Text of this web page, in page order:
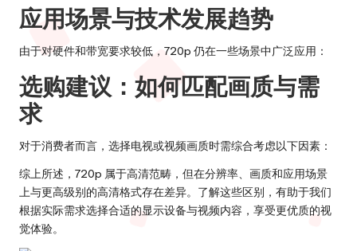
应用场景与技术发展趋势
由于对硬件和带宽要求较低，720p 仍在一些场景中广泛应用：
选购建议：如何匹配画质与需
求
对于消费者而言，选择电视或视频画质时需综合考虑以下因素：
综上所述，720p 属于高清范畴，但在分辨率、画质和应用场景
上与更高级别的高清格式存在差异。了解这些区别，有助于我们
根据实际需求选择合适的显示设备与视频内容，享受更优质的视
觉体验。